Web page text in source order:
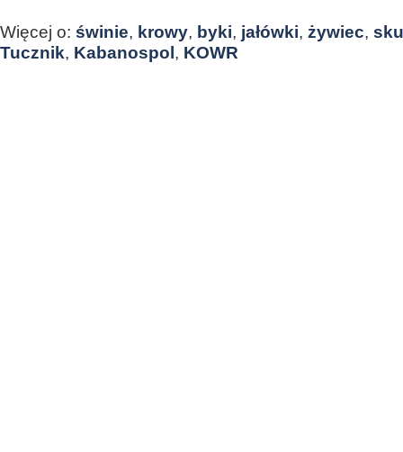
Więcej o: świnie, krowy, byki, jałówki, żywiec,
Tucznik, Kabanospol , KOWR